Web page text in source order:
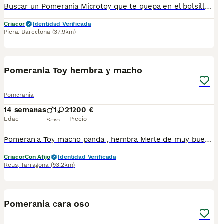
Buscar un Pomerania Microtoy que te quepa en el bolsillo ? Lo tenemos . Preciosa hembra negro Fuego diminuta lista para reservar. Centro Canino Vallbonica es mucho más que un centro de cría , es una familia comprometida con el bienestar animal y la cria responsable, por ello todos nuestros bebés nacen y se crían en nuestras instalaciones , asegurando así un correcto desarrollo y una magnífica socialización, consiguiendo en cada ejemplar un carácter juguetón y extrovertido algo primordial para su adaptación como un miembro más en tu familia . Se entregan con el carnet de vacunas con el plan correspondiente a su edad , desparasitados y microchip implantado y activado en registro de Anicom. Facilitamos junto al cachorro contrato de compra con garantías víricas de 15 días y congénitas de 1 año . Contamos con un gran equipo de profesionales entre los que se encuentran educadores, auxiliares y Veterinarios ofreciendo los controles sanitarios necesarios así como continua vigilancia asegurando su bienestar . Hacemos envíos a toda España con empresa de transporte privado, proporcionando un viaje confortable y ofreciendo las atenciones necesarias a nuestros bebés . Si estás interesado en alguno de nuestros ejemplares solicita información sin compromiso al 722269698 . También atendemos vía WhatsApp . PRECIO REAL ( incluye el IVA) . Núcleo zoológico B2501315
Criador
Identidad Verificada
Piera, Barcelona (37.9km)
Pomerania Toy hembra y macho
Pomerania
14 semanas
Edad
1 2
Sexo
1200 €
Precio
Pomerania Toy macho panda , hembra Merle de muy buena calidad criados en ambiente familiar con cartilla sanitaria vacunas chip desparasitación con garantía víricas y congenitas Macho 1200 Hembra 1400 Hembra 1800
CriadorCon Afijo
Identidad Verificada
Reus, Tarragona (93.2km)
Pomerania cara oso